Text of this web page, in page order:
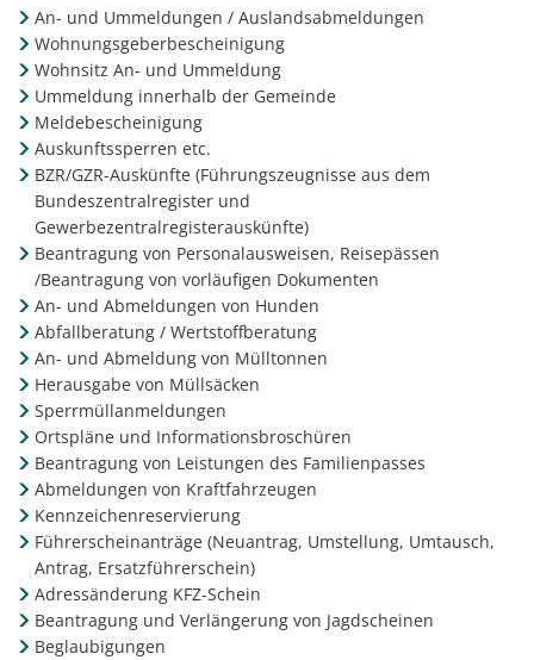
An- und Ummeldungen / Auslandsabmeldungen
Wohnungsgeberbescheinigung
Wohnsitz An- und Ummeldung
Ummeldung innerhalb der Gemeinde
Meldebescheinigung
Auskunftssperren etc.
BZR/GZR-Auskünfte (Führungszeugnisse aus dem
Bundeszentralregister und
Gewerbezentralregisterauskünfte)
Beantragung von Personalausweisen, Reisepässen
/Beantragung von vorläufigen Dokumenten
An- und Abmeldungen von Hunden
Abfallberatung / Wertstoffberatung
An- und Abmeldung von Mülltonnen
Herausgabe von Müllsäcken
Sperrmüllanmeldungen
Ortspläne und Informationsbroschüren
Beantragung von Leistungen des Familienpasses
Abmeldungen von Kraftfahrzeugen
Kennzeichenreservierung
Führerscheinanträge (Neuantrag, Umstellung, Umtausch,
Antrag, Ersatzführerschein)
Adressänderung KFZ-Schein
Beantragung und Verlängerung von Jagdscheinen
Beglaubigungen